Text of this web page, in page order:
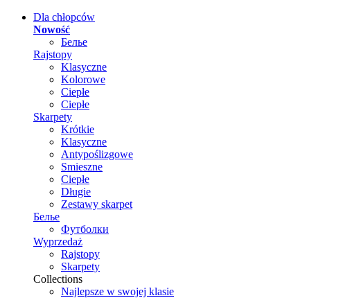
Dla chłopców
Nowość
Белье
Rajstopy
Klasyczne
Kolorowe
Ciepłe
Ciepłe
Skarpety
Krótkie
Klasyczne
Antypoślizgowe
Smieszne
Ciepłe
Długie
Zestawy skarpet
Белье
Футболки
Wyprzedaż
Rajstopy
Skarpety
Collections
Najlepsze w swojej klasie